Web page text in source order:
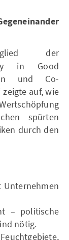
der
in Good
und Co-
auf, wie
spürten
durch den
– politische
nötig.